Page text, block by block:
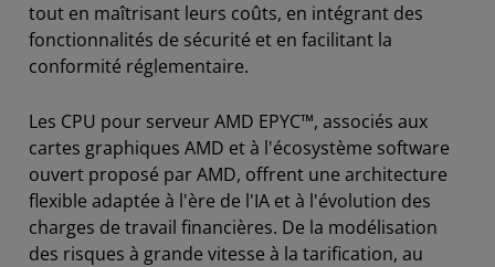
tout en maîtrisant leurs coûts, en intégrant des
fonctionnalités de sécurité et en facilitant la
conformité réglementaire.
Les CPU pour serveur AMD EPYC™, associés aux
cartes graphiques AMD et à l'écosystème software
ouvert proposé par AMD, offrent une architecture
flexible adaptée à l'ère de l'IA et à l'évolution des
charges de travail financières. De la modélisation
des risques à grande vitesse à la tarification, au